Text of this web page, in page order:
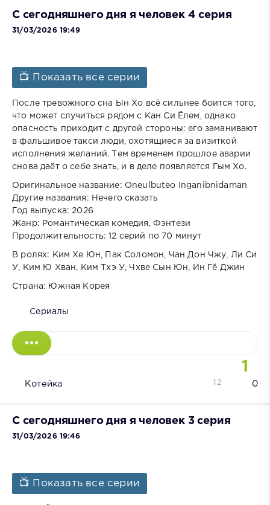
С сегодняшнего дня я человек 4 серия
31/03/2026 19:49
📺 Показать все серии
После тревожного сна Ын Хо всё сильнее боится того,
что может случиться рядом с Кан Си Ёлем, однако
опасность приходит с другой стороны: его заманивают
в фальшивое такси люди, охотящиеся за визиткой
исполнения желаний. Тем временем прошлое аварии
снова даёт о себе знать, и в деле появляется Гым Хо.
Оригинальное название: Oneulbuteo Inganibnidaman
Другие названия: Нечего сказать
Год выпуска: 2026
Жанр: Романтическая комедия, Фэнтези
Продолжительность: 12 серий по 70 минут
В ролях: Ким Хе Юн, Пак Соломон, Чан Дон Чжу, Ли Си
У, Ким Ю Хван, Ким Тхэ У, Чхве Сын Юн, Ин Гё Джин
Страна: Южная Корея
Сериалы
1
Котейка 0
12
С сегодняшнего дня я человек 3 серия
31/03/2026 19:46
📺 Показать все серии